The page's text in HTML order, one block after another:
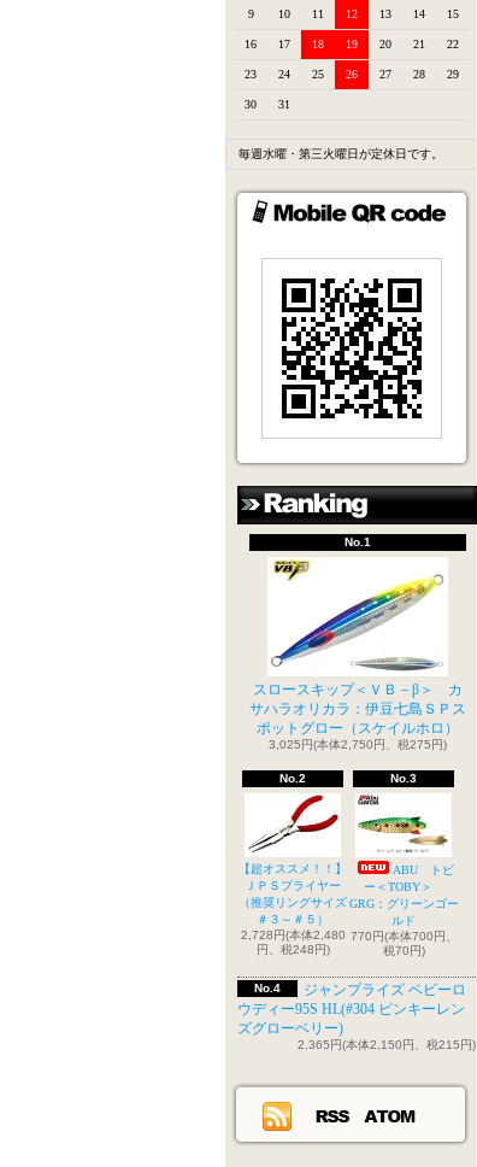
9 10 11 12 13 14 15
16 17 18 19 20 21 22
23 24 25 26 27 28 29
30 31
毎週水曜・第三火曜日が定休日です。
No.1
スロースキップ＜ＶＢ－β＞ カ
サハラオリカラ：伊豆七島ＳＰス
ポットグロー（スケイルホロ）
3,025円(本体2,750円、税275円)
No.2
【超オススメ！！】
ＪＰＳプライヤー
（推奨リングサイズ
＃３～＃５）
2,728円(本体2,480
円、税248円)
No.3
ABU トビ
ー＜TOBY＞
GRG：グリーンゴー
ルド
770円(本体700円、
税70円)
No.4
ジャンプライズ ベビーロ
ウディー95S HL(#304 ピンキーレン
ズグローベリー)
2,365円(本体2,150円、税215円)